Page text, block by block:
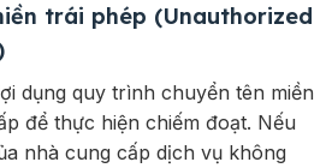
trái phép (Unauthorized
dụng quy trình chuyển tên miền
để thực hiện chiếm đoạt. Nếu
nhà cung cấp dịch vụ không